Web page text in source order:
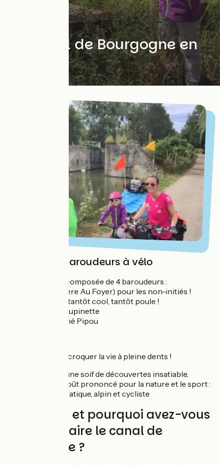
Le Canal de Bourgogne en
Graines de Baroudeurs à vélo
est composée de 4 baroudeurs :
- Cédric, PAF (Père Au Foyer) pour les non-initiés !
- Caroline, mère tantôt cool, tantôt poule !
- Manon, alias Poupinette
- Hugo, surnommé Pipou
: croquer la vie à pleine dents !
une soif de découvertes insatiable,
combinée à un goût prononcé pour la nature et le sport :
milieu aérien, aquatique, alpin et cycliste
Comment et pourquoi avez-vous
choisi de faire le canal de
Bourgogne ?